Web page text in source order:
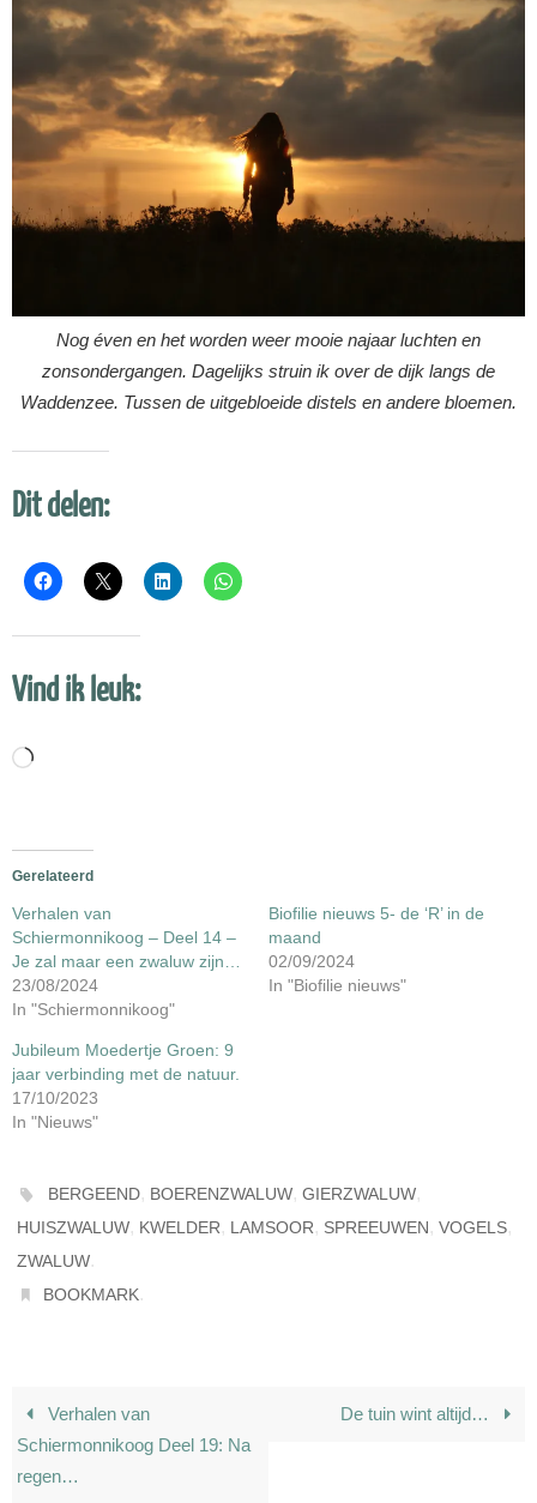
Nog éven en het worden weer mooie najaar luchten en
zonsondergangen. Dagelijks struin ik over de dijk langs de
Waddenzee. Tussen de uitgebloeide distels en andere bloemen.
Dit delen:
Vind ik leuk:
Aan
Gerelateerd
Verhalen van
Schiermonnikoog – Deel 14 –
Je zal maar een zwaluw zijn…
23/08/2024
In "Schiermonnikoog"
Biofilie nieuws 5- de ‘R’ in de
maand
02/09/2024
In "Biofilie nieuws"
Jubileum Moedertje Groen: 9
jaar verbinding met de natuur.
17/10/2023
In "Nieuws"
BERGEEND, BOERENZWALUW,GIERZWALUW,
HUISZWALUW, KWELDER, LAMSOOR, SPREEUWEN, VOGELS,
ZWALUW.
BOOKMARK.
Verhalen van
Schiermonnikoog Deel 19: Na
regen…
De tuin wint altijd…